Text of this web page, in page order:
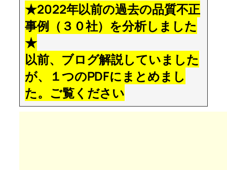
★2022年以前の過去の品質不正
事例（３０社）を分析しました
★
以前、ブログ解説していました
が、１つのPDFにまとめまし
た。ご覧ください